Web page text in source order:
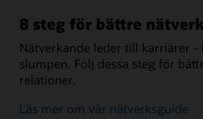
8 steg för bättre
Nätverkande leder till karriärer -
slumpen. Följ dessa steg för
relationer.
Läs mer om vår nätverksguide